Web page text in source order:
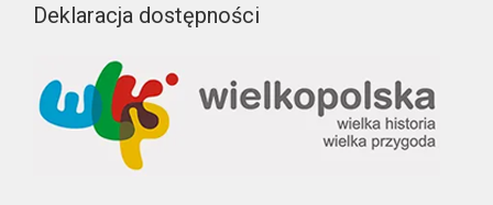
Deklaracja dostępności